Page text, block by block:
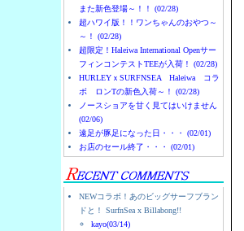
また新色登場～！！ (02/28)
超ハワイ版！！ワンちゃんのおやつ～
～！ (02/28)
超限定！Haleiwa International Openサー
フィンコンテストTEEが入荷！ (02/28)
HURLEYｘSURFNSEA Haleiwa コラ
ボ ロンTの新色入荷～！ (02/28)
ノースショアを甘く見てはいけません
(02/06)
遠足が豚足になった日・・・ (02/01)
お店のセール終了・・・ (02/01)
NEWコラボ！あのビッグサーフブラン
ドと！ SurfnSea x Billabong!!
kayo(03/14)